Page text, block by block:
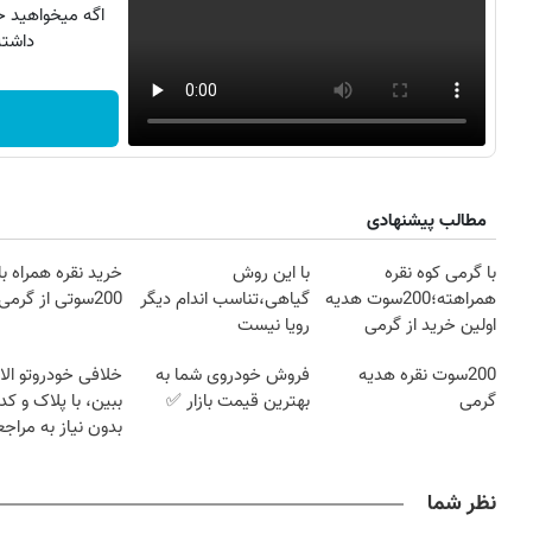
اگه
مطالب پیشنهادی
با گرمی کوه نقره
همراهته؛200سوت هدیه
اولین خرید از گرمی
با این روش
گیاهی،تناسب اندام دیگر
رویا نیست
خرید نقره همراه
200سوتی از گرمی
200سوت نقره هدیه
گرمی
فروش خودروی شما به
بهترین قیمت بازار ✅
خلافی خودروتو
ببین، با پلاک و
بدون نیاز به
نظر شما